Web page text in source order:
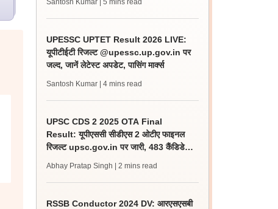
Santosh Kumar | 5 mins read
UPESSC UPTET Result 2026 LIVE:
यूपीटीईटी रिजल्ट @upessc.up.gov.in पर
जल्द, जानें लेटेस्ट अपडेट, पासिंग मार्क्स
Santosh Kumar | 4 mins read
UPSC CDS 2 2025 OTA Final
Result: यूपीएससी सीडीएस 2 ओटीए फाइनल
रिजल्ट upsc.gov.in पर जारी, 483 कैंडिडेट
Abhay Pratap Singh | 2 mins read
RSSB Conductor 2024 DV: आरएसएसबी